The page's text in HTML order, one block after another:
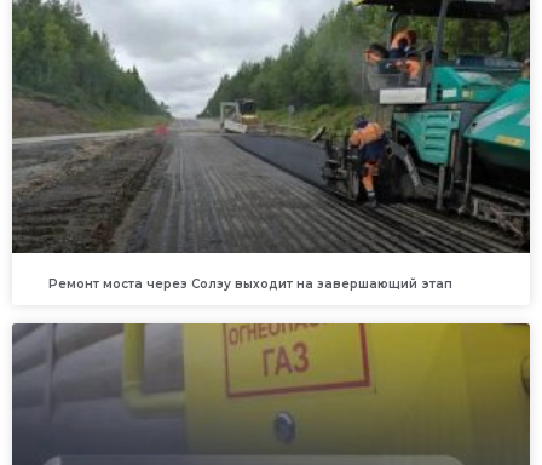
Ремонт моста через Солзу выходит на завершающий этап